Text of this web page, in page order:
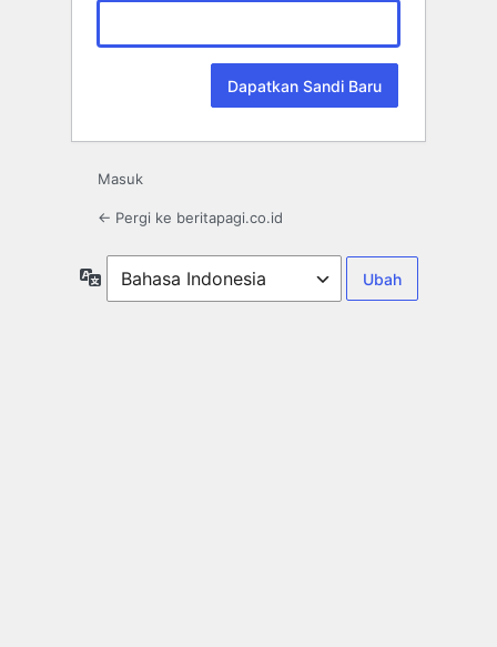
Masuk
← Pergi ke beritapagi.co.id
Bahasa